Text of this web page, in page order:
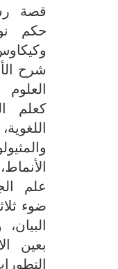
قصة
حكم
شرح الأ
كعلم
علم
ضوء
بعین